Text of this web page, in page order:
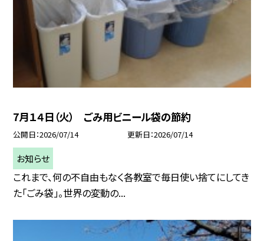
7月１４日（火） ごみ用ビニール袋の節約
公開日 2026/07/14 更新日 2026/07/14
お知らせ
これまで、何の不自由もなく各教室で毎日使い捨てにしてき
た「ごみ袋」。世界の変動の...